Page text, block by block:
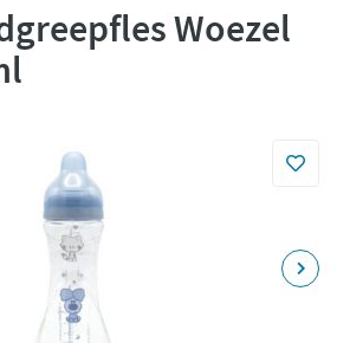
Betaal met Klarna
Woezel